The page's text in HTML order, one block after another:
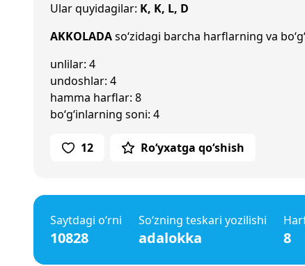
Ular quyidagilar: K, K, L, D
AKKOLADAso‘zidagi barcha harflarning va
unlilar: 4
undoshlar: 4
hamma harflar: 8
bo‘g‘inlarning soni: 4
12 Ro‘yxatga qo‘shish
Saytdagi o‘rni
10828
So‘zning teskari yozilishi
adalokka 8